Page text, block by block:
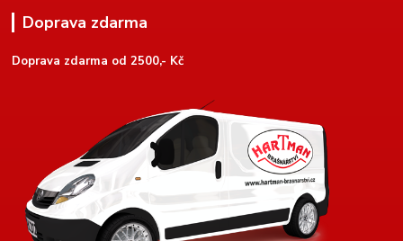
Doprava zdarma
Doprava zdarma od 2500,- Kč